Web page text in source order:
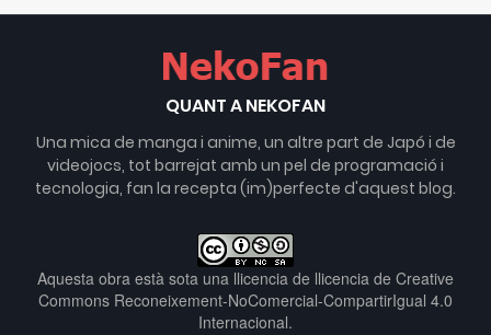
QUANT A NEKOFAN
Una mica de manga i anime, un altre part de Japó i de
videojocs, tot barrejat amb un pel de programació i
tecnologia, fan la recepta (im)perfecte d'aquest blog.
Aquesta obra està sota una llicencia de llicencia de Creative
Commons Reconeixement-NoComercial-CompartirIgual 4.0
Internacional.